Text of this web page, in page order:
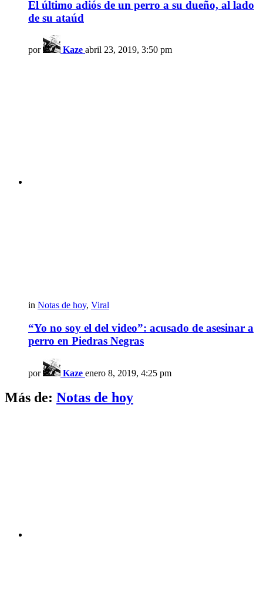
El último adiós de un perro a su dueño, al lado
de su ataúd
por Kaze abril 23, 2019, 3:50 pm
in Notas de hoy, Viral
“Yo no soy el del video”: acusado de asesinar a
perro en Piedras Negras
por Kaze enero 8, 2019, 4:25 pm
Más de: Notas de hoy